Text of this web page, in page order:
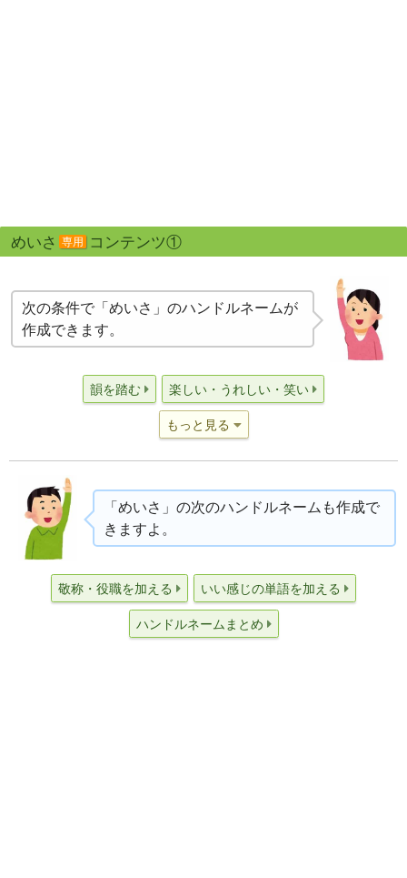
めいさ 専用 コンテンツ①
次の条件で「めいさ」のハンドルネームが
作成できます。
韻を踏む 楽しい・うれしい・笑い
もっと見る
「めいさ」の次のハンドルネームも作成で
きますよ。
敬称・役職を加える いい感じの単語を加える
ハンドルネームまとめ